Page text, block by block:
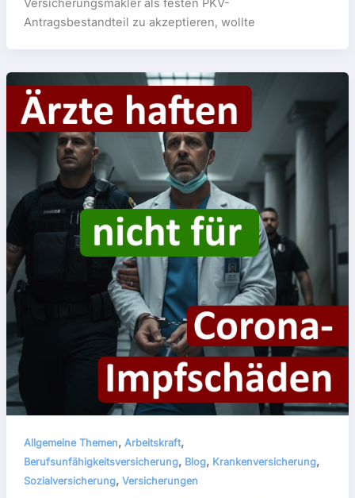
Versicherungsmakler als festen PKV-
Antragsbestandteil zu akzeptieren, wollte
Allgemeine Themen, Arbeitskraft,
Berufsunfähigkeitsversicherung, Blog, Krankenversicherung,
Sozialversicherung, Versicherungen